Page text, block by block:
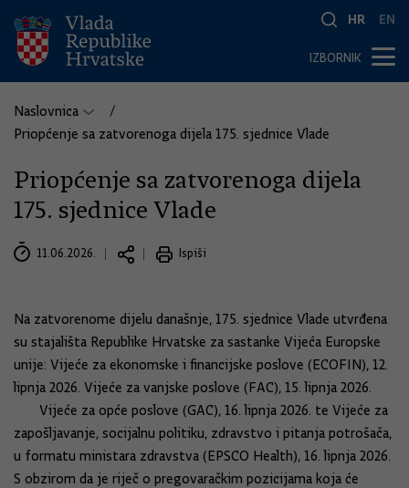
HR EN
IZBORNIK
Naslovnica
Priopćenje sa zatvorenoga dijela 175. sjednice Vlade
Priopćenje sa zatvorenoga dijela
175. sjednice Vlade
11.06.2026. Ispiši
Na zatvorenome dijelu današnje, 175. sjednice Vlade utvrđena
su stajališta Republike Hrvatske za sastanke Vijeća Europske
unije: Vijeće za ekonomske i financijske poslove (ECOFIN), 12.
lipnja 2026. Vijeće za vanjske poslove (FAC), 15. lipnja 2026.
Vijeće za opće poslove (GAC), 16. lipnja 2026. te Vijeće za
zapošljavanje, socijalnu politiku, zdravstvo i pitanja potrošača,
u formatu ministara zdravstva (EPSCO Health), 16. lipnja 2026.
S obzirom da je riječ o pregovaračkim pozicijama koja će